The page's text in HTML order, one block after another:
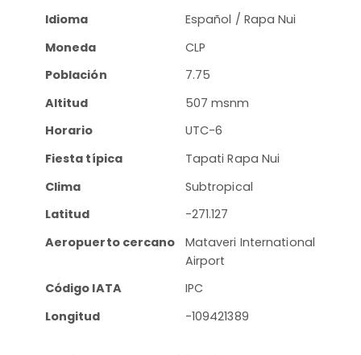
Idioma
Español / Rapa Nui
Moneda
CLP
Población
7.75
Altitud
507 msnm
Horario
UTC-6
Fiesta típica
Tapati Rapa Nui
Clima
Subtropical
Latitud
-271.127
Aeropuerto cercano
Mataveri International
Airport
Código IATA
IPC
Longitud
-109421389